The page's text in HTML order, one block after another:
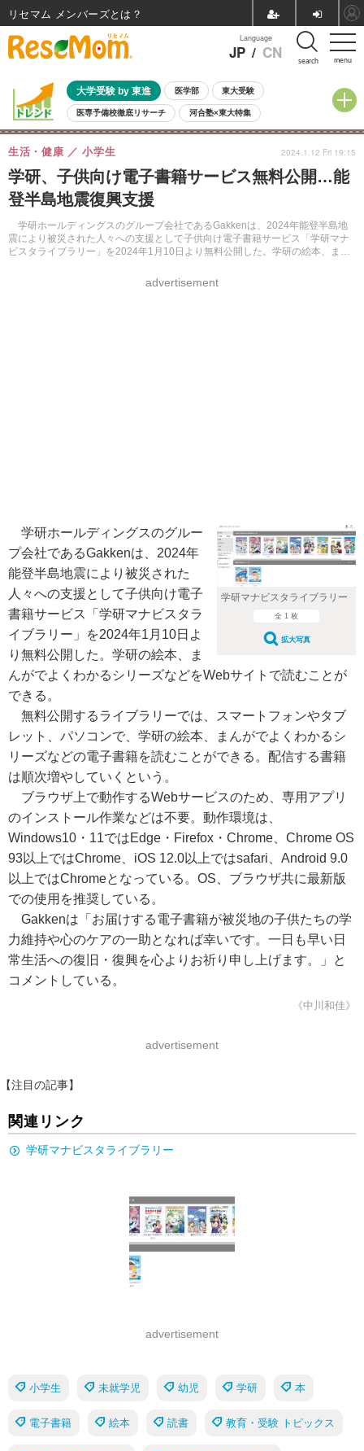
menu
Language
JP / CN search
大学受験 by 東進 医学部 東大受験
医専予備校徹底リサーチ 河合塾×東大特集
親子で考える大学選び 高校受験 中学受験 小学校受験
共通テスト 夏休み
8月開催イベント・WS 全国公立高校 過去問 人気記事
自由研究教材（小学生向け） 自由研究教材（中学生向け）
学研、子供向け電子書籍サービス無料公開…能
登半島地震復興支援
学研ホールディングスのグループ会社であるGakkenは、2024年能登半島地
震により被災された人々への支援として子供向け電子書籍サービス「学研マナ
ビスタライブラリー」を2024年1月10日より無料公開した。学研の絵本、まん
生活・健康 小学生
advertisement
2024.1.12 Fri 19:15
学研マナビスタライブラリー
全 1 枚
拡大写真
学研ホールディングスのグルー
プ会社であるGakkenは、2024年
能登半島地震により被災された
人々への支援として子供向け電子
書籍サービス「学研マナビスタラ
イブラリー」を2024年1月10日よ
り無料公開した。学研の絵本、ま
んがでよくわかるシリーズなどをWebサイトで読むことが
できる。
無料公開するライブラリーでは、スマートフォンやタブ
レット、パソコンで、学研の絵本、まんがでよくわかるシ
リーズなどの電子書籍を読むことができる。配信する書籍
は順次増やしていくという。
ブラウザ上で動作するWebサービスのため、専用アプリ
のインストール作業などは不要。動作環境は、
Windows10・11ではEdge・Firefox・Chrome、Chrome OS
93以上ではChrome、iOS 12.0以上ではsafari、Android 9.0
以上ではChromeとなっている。OS、ブラウザ共に最新版
での使用を推奨している。
Gakkenは「お届けする電子書籍が被災地の子供たちの学
力維持や心のケアの一助となれば幸いです。一日も早い日
常生活への復旧・復興を心よりお祈り申し上げます。」と
コメントしている。
《中川和佳》
advertisement
【注目の記事】
関連リンク
学研マナビスタライブラリー
advertisement
小学生 未就学児 幼児 学研 本
電子書籍 絵本 読書 教育・受験 トピックス
リセマム メンバーズ